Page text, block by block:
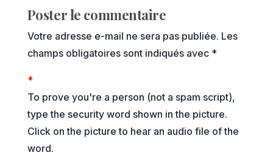
Poster le commentaire
Votre adresse e-mail ne sera pas publiée. Les
champs obligatoires sont indiqués avec *
*
To prove you're a person (not a spam script),
type the security word shown in the picture.
Click on the picture to hear an audio file of the
word.